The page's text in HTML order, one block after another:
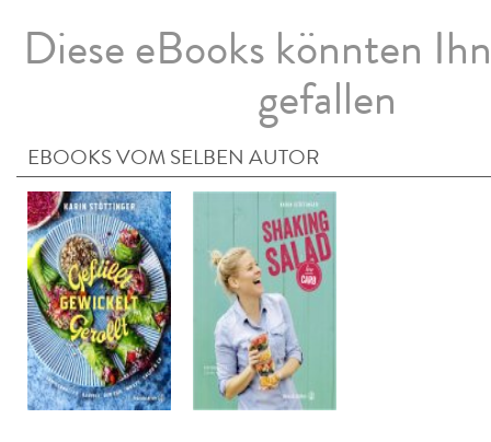
Diese eBooks könnten
gefallen
EBOOKS VOM SELBEN AUTOR